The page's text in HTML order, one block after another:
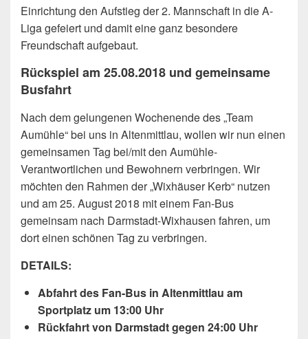
Einrichtung den Aufstieg der 2. Mannschaft in die A-
Liga gefeiert und damit eine ganz besondere
Freundschaft aufgebaut.
Rückspiel am 25.08.2018 und gemeinsame
Busfahrt
Nach dem gelungenen Wochenende des „Team
Aumühle“ bei uns in Altenmittlau, wollen wir nun einen
gemeinsamen Tag bei/mit den Aumühle-
Verantwortlichen und Bewohnern verbringen. Wir
möchten den Rahmen der „Wixhäuser Kerb“ nutzen
und am 25. August 2018 mit einem Fan-Bus
gemeinsam nach Darmstadt-Wixhausen fahren, um
dort einen schönen Tag zu verbringen.
DETAILS:
Abfahrt des Fan-Bus in Altenmittlau am
Sportplatz um 13:00 Uhr
Rückfahrt von Darmstadt gegen 24:00 Uhr